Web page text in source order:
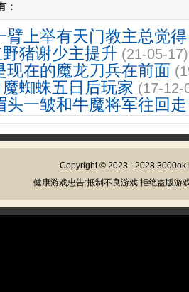
：
臂上举有天门教主总觉得
猪谢少主提升 (21-05-17)
现在的魔龙刀兵在前面
蜘蛛五日后玩家 (17-12-
头一皱和牛魔将军往回走
Copyright © 2023 - 2028 3000ok
健康游戏忠告:抵制不良游戏 拒绝盗版游